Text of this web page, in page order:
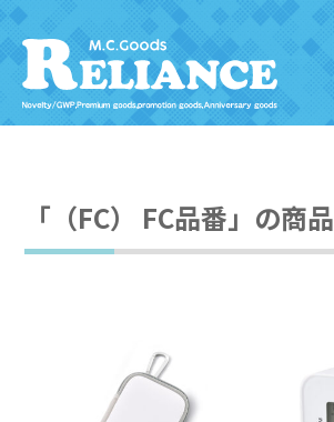
「（FC） FC品番」の商品